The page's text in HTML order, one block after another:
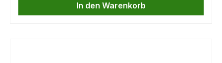
In den Warenkorb